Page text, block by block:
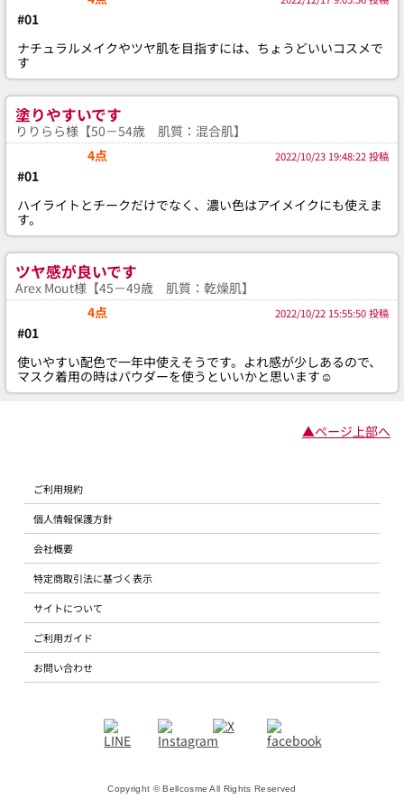
#01
ナチュラルメイクやツヤ肌を目指すには、ちょうどいいコスメで
す
塗りやすいです
りりらら様【50－54歳 肌質：混合肌】
4点
2022/10/23 19:48:22 投稿
#01
ハイライトとチークだけでなく、濃い色はアイメイクにも使えま
す。
ツヤ感が良いです
Arex Mout様【45－49歳 肌質：乾燥肌】
4点
2022/10/22 15:55:50 投稿
#01
使いやすい配色で一年中使えそうです。よれ感が少しあるので、
マスク着用の時はパウダーを使うといいかと思います☺️
▲ページ上部へ
ご利用規約
個人情報保護方針
会社概要
特定商取引法に基づく表示
サイトについて
ご利用ガイド
お問い合わせ
Copyright © Bellcosme All Rights Reserved